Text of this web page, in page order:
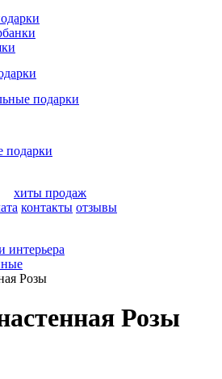
подарки
подарки
хиты продаж
контакты отзывы
интерьера
Розы
Розы